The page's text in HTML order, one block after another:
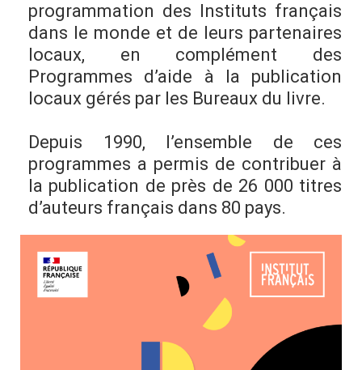
programmation des Instituts français
dans le monde et de leurs partenaires
locaux, en complément des
Programmes d’aide à la publication
locaux gérés par les Bureaux du livre.
Depuis 1990, l’ensemble de ces
programmes a permis de contribuer à
la publication de près de 26 000 titres
d’auteurs français dans 80 pays.